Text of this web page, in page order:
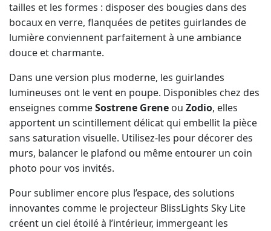
tailles et les formes : disposer des bougies dans des
bocaux en verre, flanquées de petites guirlandes de
lumière conviennent parfaitement à une ambiance
douce et charmante.
Dans une version plus moderne, les guirlandes
lumineuses ont le vent en poupe. Disponibles chez des
enseignes commeSostrene Grene ou Zodio, elles
apportent un scintillement délicat qui embellit la pièce
sans saturation visuelle. Utilisez-les pour décorer des
murs, balancer le plafond ou même entourer un coin
photo pour vos invités.
Pour sublimer encore plus l’espace, des solutions
innovantes comme le projecteur BlissLights Sky Lite
créent un ciel étoilé à l’intérieur, immergeant les